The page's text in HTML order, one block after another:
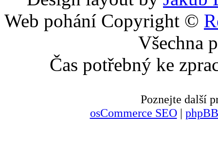
Web pohání Copyright ©
Všechna
Čas potřebný ke
Poznejte další
osCommerce SEO|